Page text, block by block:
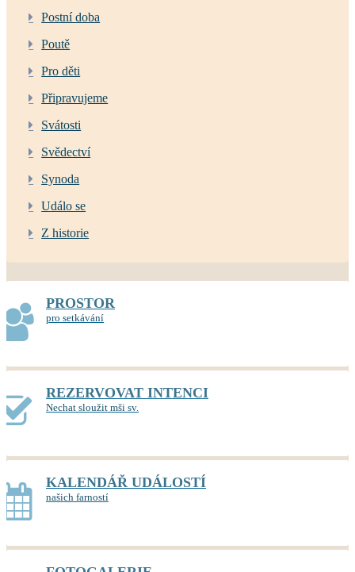
Postní doba
Poutě
Pro děti
Připravujeme
Svátosti
Svědectví
Synoda
Událo se
Z historie
PROSTOR
pro setkávání
REZERVOVAT INTENCI
Nechat sloužit mši sv.
KALENDÁŘ UDÁLOSTÍ
našich farností